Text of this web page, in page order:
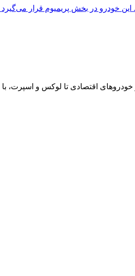
اقتصادی تا لوکس و اسپرت،